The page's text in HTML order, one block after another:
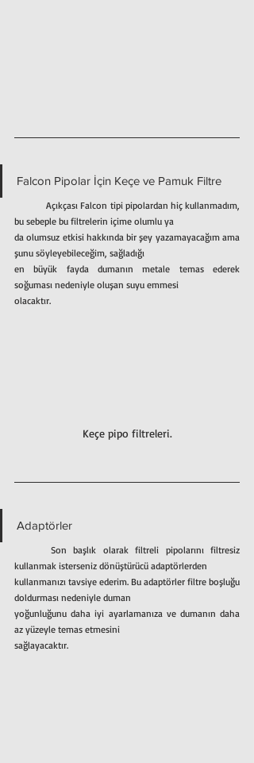
Falcon Pipolar İçin Keçe ve Pamuk Filtre
	Açıkçası Falcon tipi pipolardan hiç kullanmadım,
bu sebeple bu filtrelerin içime olumlu ya
da olumsuz etkisi hakkında bir şey yazamayacağım ama
şunu söyleyebileceğim, sağladığı
en büyük fayda dumanın metale temas ederek
soğuması nedeniyle oluşan suyu emmesi
olacaktır.
Keçe pipo filtreleri.
Adaptörler
kullanmak isterseniz dönüştürücü adaptörlerden
kullanmanızı tavsiye ederim. Bu adaptörler filtre boşluğu
doldurması nedeniyle duman
yoğunluğunu daha iyi ayarlamanıza ve dumanın daha
az yüzeyle temas etmesini
sağlayacaktır.